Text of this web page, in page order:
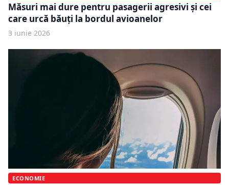
Măsuri mai dure pentru pasagerii agresivi și cei
care urcă băuți la bordul avioanelor
3 iunie 2026
ECONOMIE